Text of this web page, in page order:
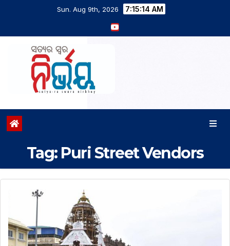
Sun. Aug 9th, 2026 7:15:14 AM
Tag: Puri Street Vendors